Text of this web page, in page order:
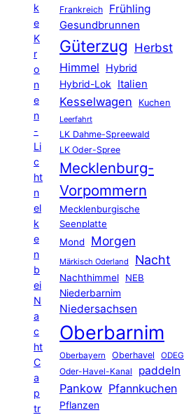
k
e
K
r
o
n
e
n
-
Li
c
ht
n
el
k
e
n
b
ei
N
a
c
ht
C
a
p
tr
Frankreich Frühling
Gesundbrunnen
Güterzug Herbst
Himmel
Hybrid
Hybrid-Lok Italien
Kesselwagen Kuchen
Leerfahrt
LK Dahme-Spreewald
LK Oder-Spree
Mecklenburg-
Vorpommern
Mecklenburgische
Seenplatte
Mond
Morgen
Märkisch Oderland Nacht
Nachthimmel
NEB
Niederbarnim
Niedersachsen
Oberbarnim
Oberbayern Oberhavel ODEG
Oder-Havel-Kanal paddeln
Pankow Pfannkuchen
Pflanzen